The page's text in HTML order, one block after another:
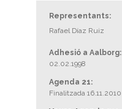
Representants:
Rafael Díaz Ruiz
Adhesió a Aalborg:
02.02.1998
Agenda 21:
Finalitzada 16.11.2010